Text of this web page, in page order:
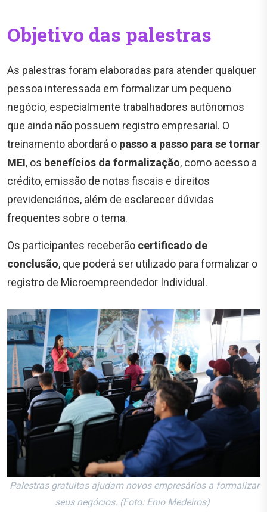
Objetivo das palestras
As palestras foram elaboradas para atender qualquer
pessoa interessada em formalizar um pequeno
negócio, especialmente trabalhadores autônomos
que ainda não possuem registro empresarial. O
treinamento abordará o passo a passo para se tornar
MEI, os benefícios da formalização, como acesso a
crédito, emissão de notas fiscais e direitos
previdenciários, além de esclarecer dúvidas
frequentes sobre o tema.
Os participantes receberão certificado de
conclusão, que poderá ser utilizado para formalizar o
registro de Microempreendedor Individual.
Palestras gratuitas ajudam novos empresários a formalizar
seus negócios. (Foto: Enio Medeiros)